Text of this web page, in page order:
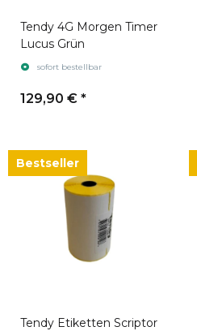
Tendy 4G Morgen Timer
Lucus Grün
sofort bestellbar
129,90 € *
Bestseller
Tendy Etiketten Scriptor